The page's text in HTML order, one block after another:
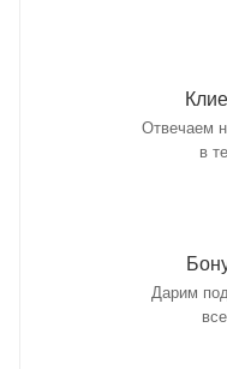
Отвечаем
в
Дарим